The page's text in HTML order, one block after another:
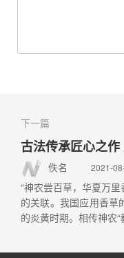
下一篇
古法传承匠心之
佚名 2021-
“神农尝百草，华夏万
的关联。我国应用香草
的炎黄时期。相传神农